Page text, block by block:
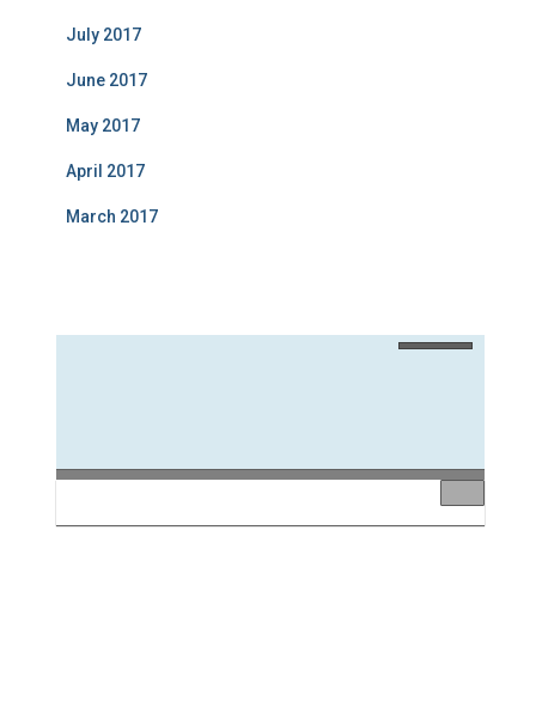
July 2017
June 2017
May 2017
April 2017
March 2017